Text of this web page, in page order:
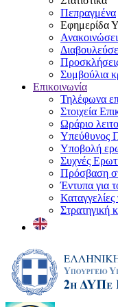
Πεπραγμένα
Εφημερίδα
Συμβούλια
Επικοινωνία
Τηλέφωνα
Στοιχεία
Ωράριο
Υπεύθυνος
Υποβολή
Συχνές
Πρόσβαση
Έντυπα για
Στρατηγική